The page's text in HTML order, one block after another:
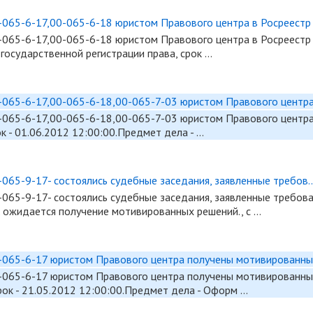
6-17,00-065-6-18 юристом Правового центра в
6-17,00-065-6-18 юристом Правового центра в
регистрации права, срок …
6-17,00-065-6-18,00-065-7-03 юристом Правового
6-17,00-065-6-18,00-065-7-03 юристом Правового
- 01.06.2012 12:00:00.Предмет дела - …
9-17- состоялись судебные заседания, заявленные
9-17- состоялись судебные заседания, заявленные
ожидается получение мотивированных решений., с …
6-17 юристом Правового центра получены
6-17 юристом Правового центра получены
- 21.05.2012 12:00:00.Предмет дела - Оформ …